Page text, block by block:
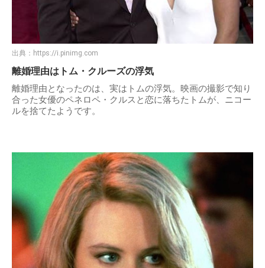
出典： https://i.pinimg.com
離婚理由はトム・クルーズの浮気
離婚理由となったのは、実はトムの浮気。映画の撮影で知り
合った女優のペネロペ・クルスと恋に落ちたトムが、ニコー
ルを捨てたようです。